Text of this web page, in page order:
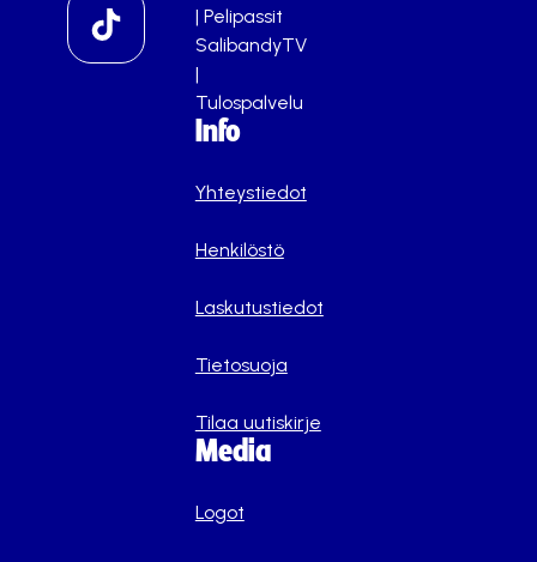
| Pelipassit
SalibandyTV
|
Tulospalvelu
Info
Yhteystiedot
Henkilöstö
Laskutustiedot
Tietosuoja
Tilaa uutiskirje
Media
Logot